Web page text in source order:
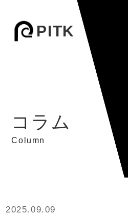
PITK
コラム
Column
2025.09.09